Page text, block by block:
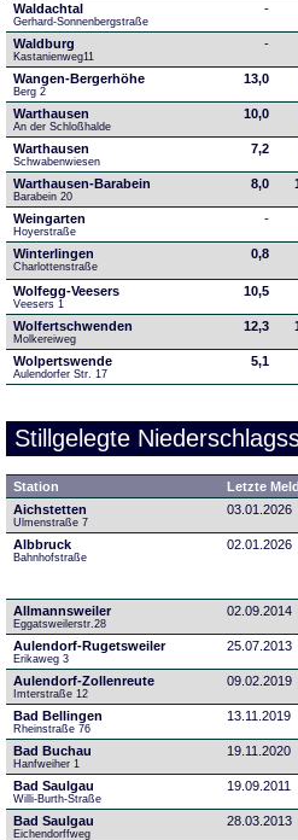
Waldachtal
Gerhard-Sonnenbergstraße
-
Waldburg
Kastanienweg11
-
Wangen-Bergerhöhe
Berg 2
13,0
Warthausen
An der Schloßhalde
10,0
Warthausen
Schwabenwiesen
7,2
Warthausen-Barabein
Barabein 20
8,0
Weingarten
Hoyerstraße
-
Winterlingen
Charlottenstraße
0,8
Wolfegg-Veesers
Veesers 1
10,5
Wolfertschwenden
Molkereiweg
12,3
Wolpertswende
Aulendorfer Str. 17
5,1
Stillgelegte
Station Letzte
Aichstetten
Ulmenstraße 7
03.01.2026
Albbruck
Bahnhofstraße
02.01.2026
Allmannsweiler
Eggatsweilerstr.28
02.09.2014
Aulendorf-Rugetsweiler
Erikaweg 3
25.07.2013
Aulendorf-Zollenreute
Imterstraße 12
09.02.2019
Bad Bellingen
Rheinstraße 76
13.11.2019
Bad Buchau
Hanfweiher 1
19.11.2020
Bad Saulgau
Willi-Burth-Straße
19.09.2011
Bad Saulgau
Eichendorffweg
28.03.2013